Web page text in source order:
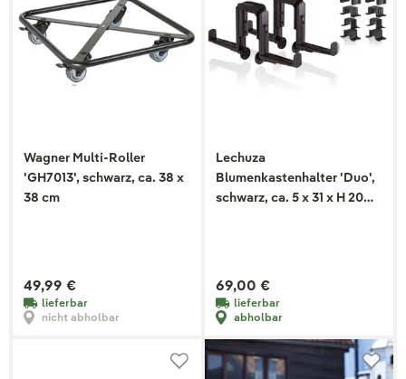
Wagner Multi-Roller
'GH7013', schwarz, ca. 38 x
38 cm
49,99 €
lieferbar
nicht abholbar
Lechuza
Blumenkastenhalter 'Duo',
schwarz, ca. 5 x 31 x H 20
69,00 €
lieferbar
abholbar